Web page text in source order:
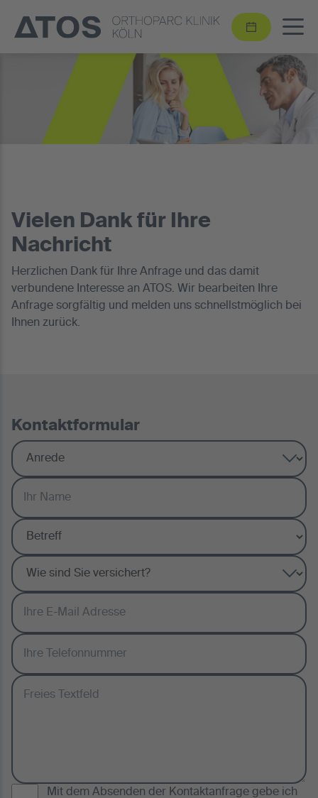
Vielen Dank für Ihre
Nachricht
Herzlichen Dank für Ihre Anfrage und das damit
verbundene Interesse an ATOS. Wir bearbeiten Ihre
Anfrage sorgfältig und melden uns schnellstmöglich bei
Ihnen zurück.
Kontaktformular
Mit dem Absenden der Kontaktanfrage gebe ich